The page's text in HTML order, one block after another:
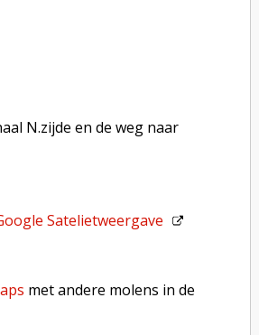
Satelietweergave
met andere molens in de